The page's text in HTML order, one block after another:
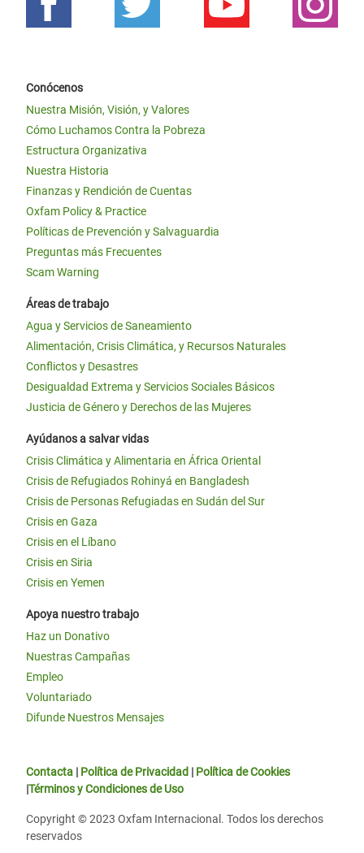
Conócenos
Nuestra Misión, Visión, y Valores
Cómo Luchamos Contra la Pobreza
Estructura Organizativa
Nuestra Historia
Finanzas y Rendición de Cuentas
Oxfam Policy & Practice
Políticas de Prevención y Salvaguardia
Preguntas más Frecuentes
Scam Warning
Áreas de trabajo
Agua y Servicios de Saneamiento
Alimentación, Crisis Climática, y Recursos Naturales
Conflictos y Desastres
Desigualdad Extrema y Servicios Sociales Básicos
Justicia de Género y Derechos de las Mujeres
Ayúdanos a salvar vidas
Crisis Climática y Alimentaria en África Oriental
Crisis de Refugiados Rohinyá en Bangladesh
Crisis de Personas Refugiadas en Sudán del Sur
Crisis en Gaza
Crisis en el Líbano
Crisis en Siria
Crisis en Yemen
Apoya nuestro trabajo
Haz un Donativo
Nuestras Campañas
Empleo
Voluntariado
Difunde Nuestros Mensajes
Contacta | Política de Privacidad | Política de Cookies
|Términos y Condiciones de Uso
Copyright © 2023 Oxfam Internacional. Todos los derechos
reservados